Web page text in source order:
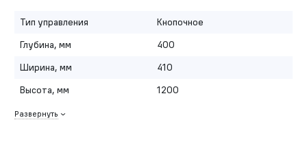
Тип управления
Кнопочное
Глубина, мм
400
Ширина, мм
410
Высота, мм
1200
Развернуть